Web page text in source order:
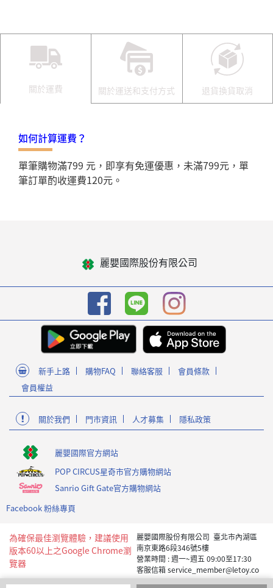
關於運費 關於運送和支付方式 退貨換貨取消
如何計算運費？
單筆購物滿799 元，即享有免運優惠，未滿799元，單
筆訂單酌收運費120元。
麗嬰國際股份有限公司
新手上路 購物FAQ 聯絡客服
會員條款
會員權益
關於我們 門市資訊 人才募集 隱私政策
麗嬰國際官方網站
POP CIRCUS星奇市官方購物網站
Sanrio Gift Gate官方購物網站
Facebook 粉絲專頁
為確保最佳瀏覽體驗，建議使用
版本60以上之Google Chrome瀏
覽器
麗嬰國際股份有限公司 臺北市內湖區
南京東路6段346號5樓
營業時間 : 週一~週五 09:00至17:30
客服信箱 service_member@letoy.co